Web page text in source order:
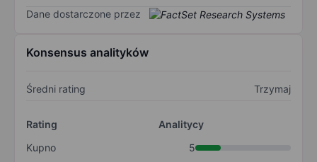
Dane dostarczone przez
Konsensus analityków
Średni rating Trzymaj
Rating
Analitycy
Kupno
5